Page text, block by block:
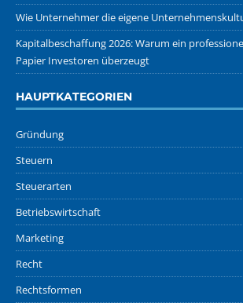
Wie Unternehmer die eigene
Kapitalbeschaffung 2026: Warum ein
Papier Investoren überzeugt
HAUPTKATEGORIEN
Gründung
Steuern
Steuerarten
Betriebswirtschaft
Marketing
Recht
Rechtsformen